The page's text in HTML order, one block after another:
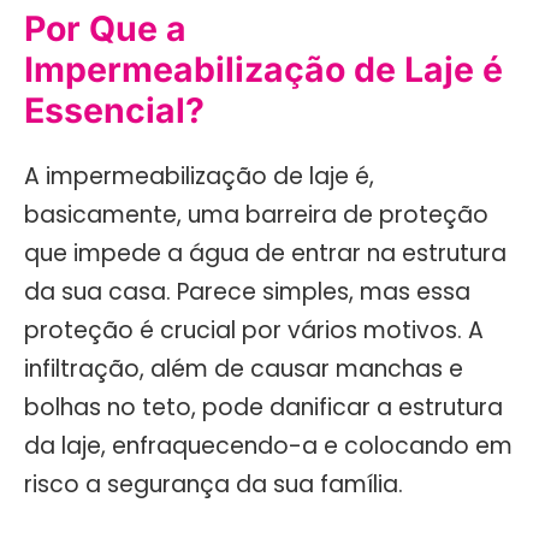
Por Que a
Impermeabilização de Laje é
Essencial?
A impermeabilização de laje é,
basicamente, uma barreira de proteção
que impede a água de entrar na estrutura
da sua casa. Parece simples, mas essa
proteção é crucial por vários motivos. A
infiltração, além de causar manchas e
bolhas no teto, pode danificar a estrutura
da laje, enfraquecendo-a e colocando em
risco a segurança da sua família.